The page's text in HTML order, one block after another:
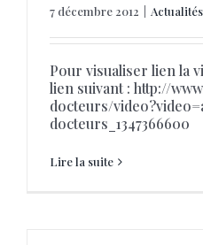
7 décembre 2012 Actualités
Pour visualiser lien la
lien suivant : http://
docteurs/
docteurs_1347366600
Lire la suite